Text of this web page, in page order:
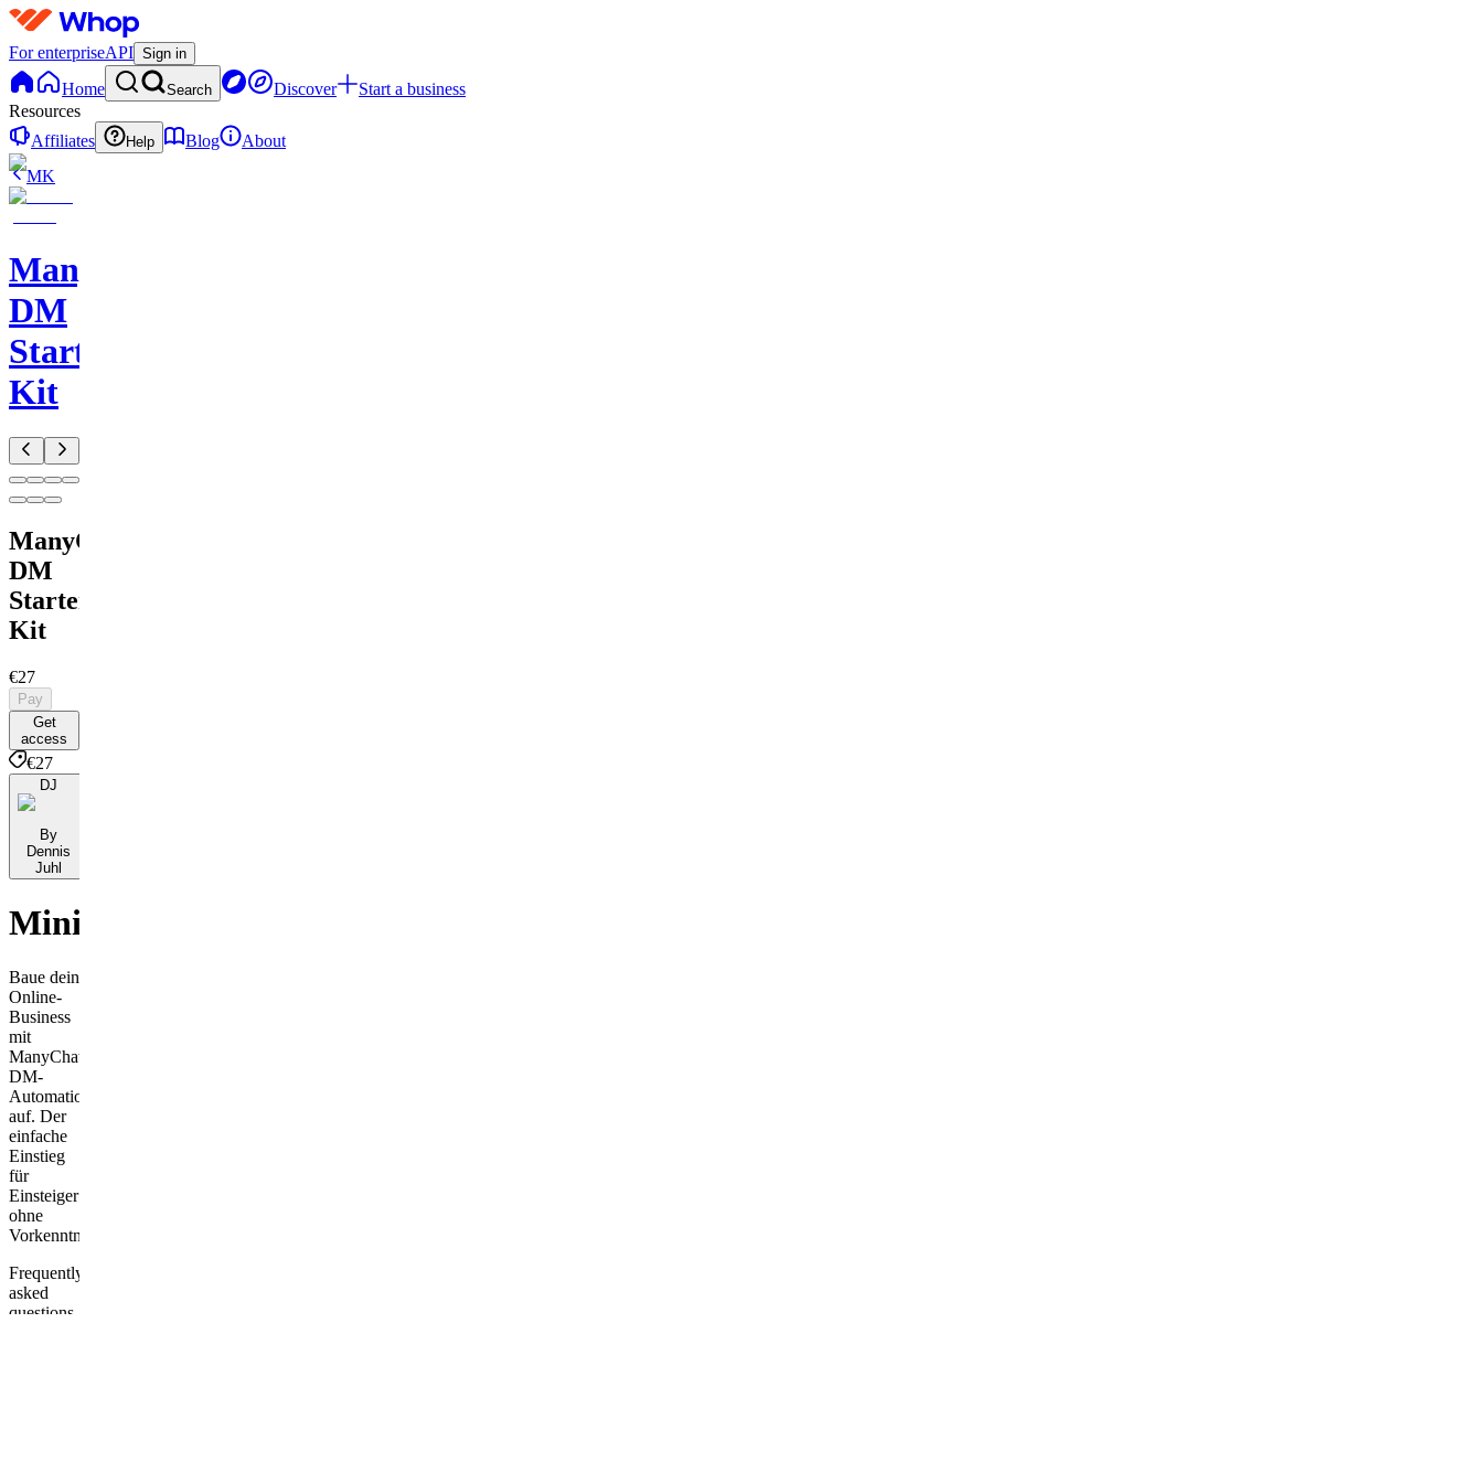
For enterpriseAPI Sign in
Home Search Discover
Start a business
Resources
Affiliates
Help Blog
About
MK
ManyChat
DM
Starter
Kit
ManyChat
DM
Starter
Kit
€27
Pay
Get
access
€27
DJ
By
Dennis
Juhl
Minikurs
Baue dein
Online-
Business
mit
ManyChat
DM-
Automationen
auf. Der
einfache
Einstieg
für
Einsteiger
ohne
Vorkenntnisse.
Frequently
asked
questions